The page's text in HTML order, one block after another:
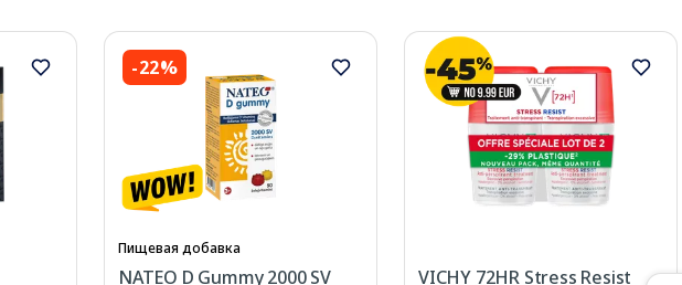
-22%
Пищевая добавка
NATEO D Gummy 2000 SV VICHY 72HR Stress Resist